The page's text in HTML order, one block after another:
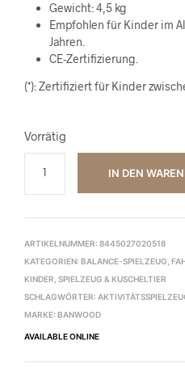
Gewicht: 4,5 kg
Empfohlen für Kinder im
Jahren.
CE-Zertifizierung.
(*): Zertifiziert für Kinder
Vorrätig
IN DEN
ARTIKELNUMMER: 8445027020518
KATEGORIEN: BALANCE-SPIELZEUG
KINDER SPIELZEUG & KUSCHELTIER
SCHLAGWÖRTER:
MARKE: BANWOOD
AVAILABLE ONLINE